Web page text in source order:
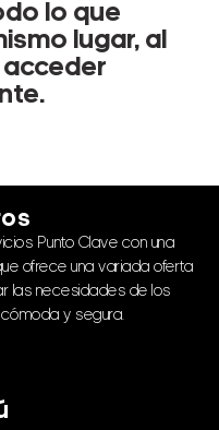
lo que
lugar, al
Punto Clave con una
ofrece una variada oferta
las necesidades de los
y segura.